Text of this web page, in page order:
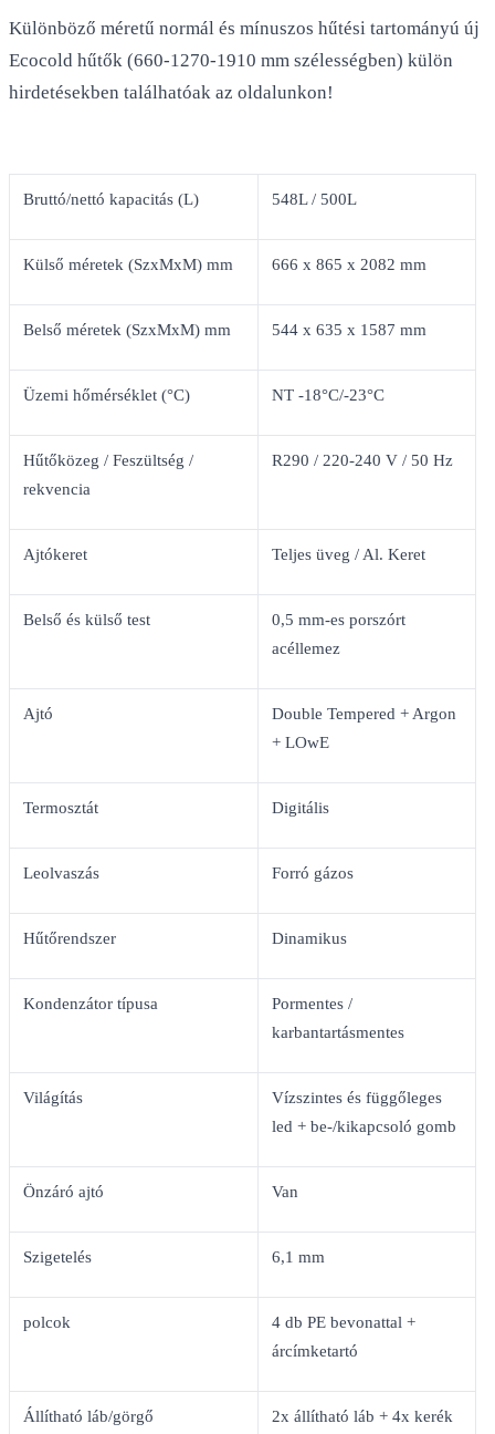
Különböző méretű normál és mínuszos hűtési tartományú új
Ecocold hűtők (660-1270-1910 mm szélességben) külön
hirdetésekben találhatóak az oldalunkon!
Bruttó/nettó kapacitás (L) 548L / 500L
Külső méretek (SzxMxM) mm 666 x 865 x 2082 mm
Belső méretek (SzxMxM) mm 544 x 635 x 1587 mm
Üzemi hőmérséklet (°C) NT -18°C/-23°C
Hűtőközeg / Feszültség /
rekvencia
R290 / 220-240 V / 50 Hz
Ajtókeret Teljes üveg / Al. Keret
Belső és külső test
0,5 mm-es porszórt
acéllemez
Ajtó
Double Tempered + Argon
+ LOwE
Termosztát Digitális
Leolvaszás Forró gázos
Hűtőrendszer Dinamikus
Kondenzátor típusa
Pormentes /
karbantartásmentes
Világítás
Vízszintes és függőleges
led + be-/kikapcsoló gomb
Önzáró ajtó Van
Szigetelés 6,1 mm
polcok
4 db PE bevonattal +
árcímketartó
Állítható láb/görgő 2x állítható láb + 4x kerék